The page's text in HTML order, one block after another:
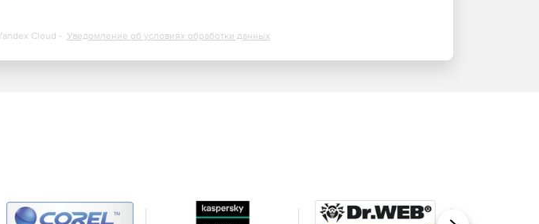
уровня с
Cloud - Уведомление об условиях обработки данных